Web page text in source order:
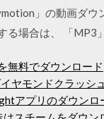
」の動画ダウ
る場合は、 「MP3
無料でダウンロード
ヤモンドクラッシ
アプリのダウンロ